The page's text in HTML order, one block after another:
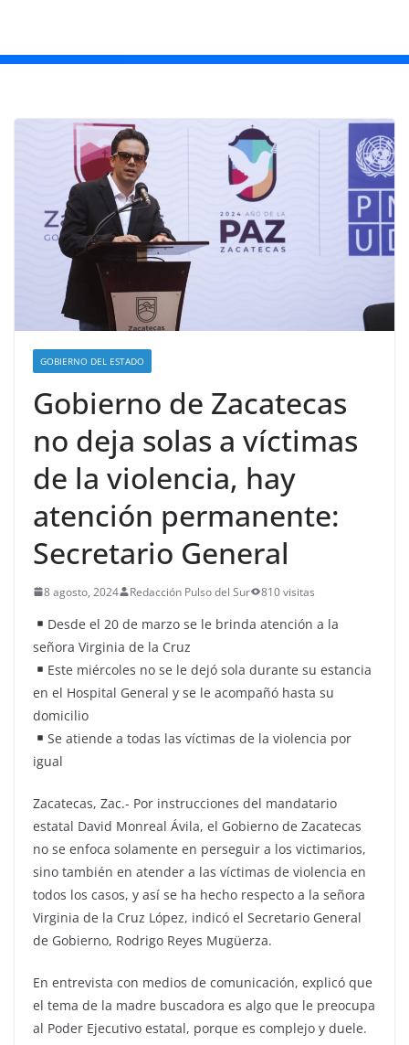
GOBIERNO DEL ESTADO
Gobierno de Zacatecas
no deja solas a víctimas
de la violencia, hay
atención permanente:
Secretario General
8 agosto, 2024 Redacción Pulso del Sur 810 visitas
Desde el 20 de marzo se le brinda atención a la
señora Virginia de la Cruz
Este miércoles no se le dejó sola durante su estancia
en el Hospital General y se le acompañó hasta su
domicilio
Se atiende a todas las víctimas de la violencia por
igual
Zacatecas, Zac.- Por instrucciones del mandatario
estatal David Monreal Ávila, el Gobierno de Zacatecas
no se enfoca solamente en perseguir a los victimarios,
sino también en atender a las víctimas de violencia en
todos los casos, y así se ha hecho respecto a la señora
Virginia de la Cruz López, indicó el Secretario General
de Gobierno, Rodrigo Reyes Mugüerza.
En entrevista con medios de comunicación, explicó que
el tema de la madre buscadora es algo que le preocupa
al Poder Ejecutivo estatal, porque es complejo y duele.